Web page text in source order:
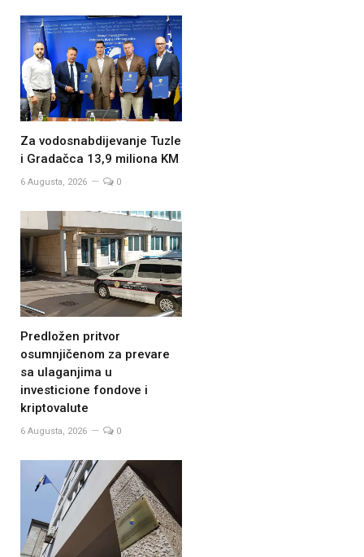
Za vodosnabdijevanje Tuzle
i Gradačca 13,9 miliona KM
6 Augusta, 2026 0
Predložen pritvor
osumnjičenom za prevare
sa ulaganjima u
investicione fondove i
kriptovalute
6 Augusta, 2026 0